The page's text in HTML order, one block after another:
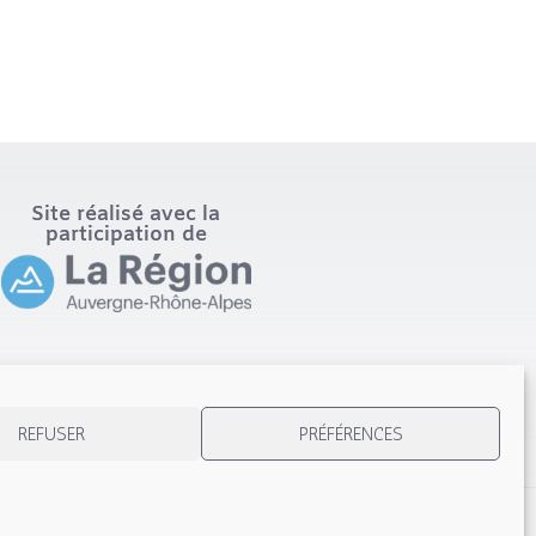
REFUSER PRÉFÉRENCES
Site réalisé avec la
participation de